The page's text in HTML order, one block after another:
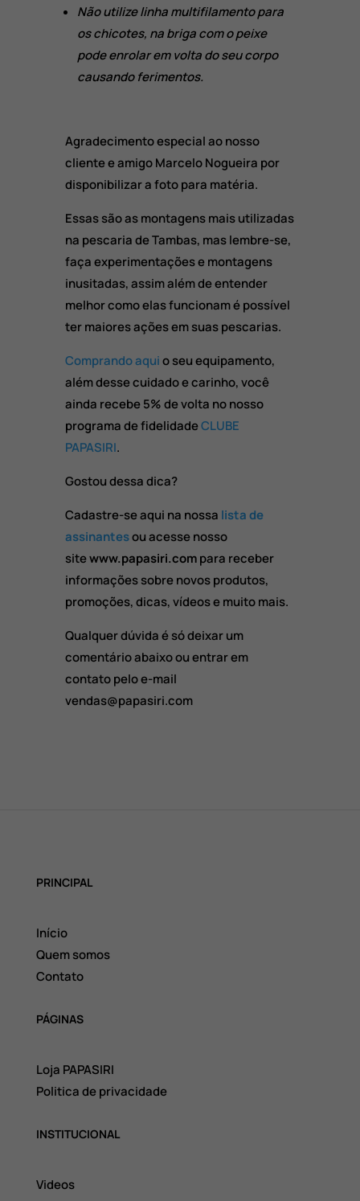
Não utilize linha multifilamento para
os chicotes, na briga com o peixe
pode enrolar em volta do seu corpo
causando ferimentos.
Agradecimento especial ao nosso
cliente e amigo Marcelo Nogueira por
disponibilizar a foto para matéria.
Essas são as montagens mais utilizadas
na pescaria de Tambas, mas lembre-se,
faça experimentações e montagens
inusitadas, assim além de entender
melhor como elas funcionam é possível
ter maiores ações em suas pescarias.
Comprando aquio seu equipamento,
além desse cuidado e carinho, você
ainda recebe 5% de volta no nosso
programa de fidelidadeCLUBE
PAPASIRI.
Gostou dessa dica?
Cadastre-se aqui na nossa lista de
assinantesou acesse nosso
sitewww.papasiri.compara receber
informações sobre novos produtos,
promoções, dicas, vídeos e muito mais.
Qualquer dúvida é só deixar um
comentário abaixo ou entrar em
contato pelo e-mail
vendas@papasiri.com
PRINCIPAL
Início
Quem somos
Contato
PÁGINAS
Loja PAPASIRI
Politica de privacidade
INSTITUCIONAL
Videos